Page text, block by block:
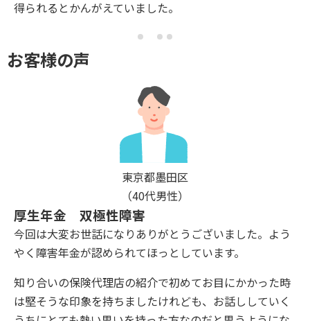
得られるとかんがえていました。
お客様の声
東京都墨田区
（40代男性）
厚生年金 双極性障害
今回は大変お世話になりありがとうございました。よう
やく障害年金が認められてほっとしています。
知り合いの保険代理店の紹介で初めてお目にかかった時
は堅そうな印象を持ちましたけれども、お話ししていく